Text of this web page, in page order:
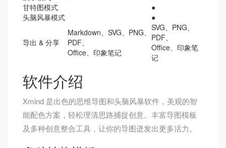
甘特图模式
●
头脑风暴模式
●
导出 & 分享
Markdown、SVG、PNG、
PDF、
Office、印象笔记
SVG、PNG、
PDF、
Office、印象笔
记
软件介绍
Xmind 是出色的思维导图和头脑风暴软件，美观的智
能配色方案，轻松理清思路捕捉创意。丰富导图模板
及多种创意整合工具，让你的导图迸发出更多活力。